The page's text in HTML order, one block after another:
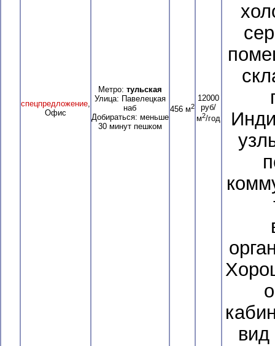
спецпредложение,
Офис
Метро: тульская
Улица: Павелецкая
наб
Добираться: меньше
30 минут пешком
456 м2
12000
руб/
м2/год